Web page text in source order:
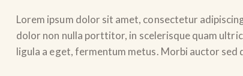
Lorem ipsum dolor sit amet, consectetur
dolor non nulla porttitor, in scelerisque quam
ligula a eget, fermentum metus. Morbi auctor sed